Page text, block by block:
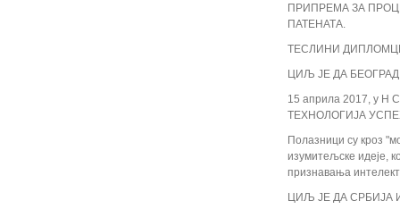
ПРИПРЕМА ЗА
ПАТЕНАТА.
ТЕСЛИНИ
ЦИЉ ЈЕ ДА
15 априла 2017, у Н
ТЕХНОЛОГИЈА
Полазници су кроз
изумитељске идеје,
признавања
ЦИЉ ЈЕ ДА СРБИЈА